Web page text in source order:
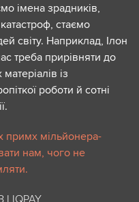
імена зрадників,
стаємо
світу. Наприклад, Ілон
треба прирівняти до
із
роботи й сотні
примх мільйонера-
нам, чого не